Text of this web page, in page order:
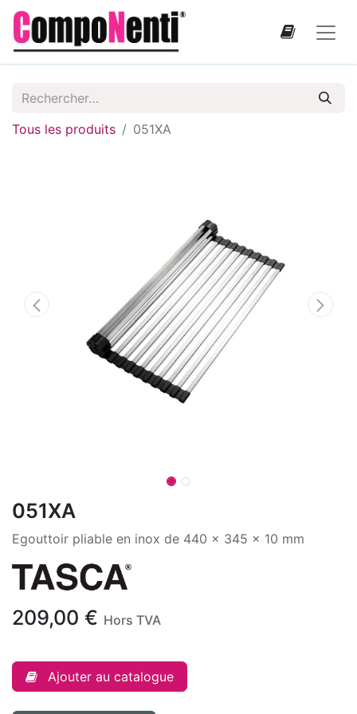
Tous les produits 051XA
051XA
Egouttoir pliable en inox de 440 x 345 x 10 mm
209,00 € Hors TVA
Ajouter au catalogue